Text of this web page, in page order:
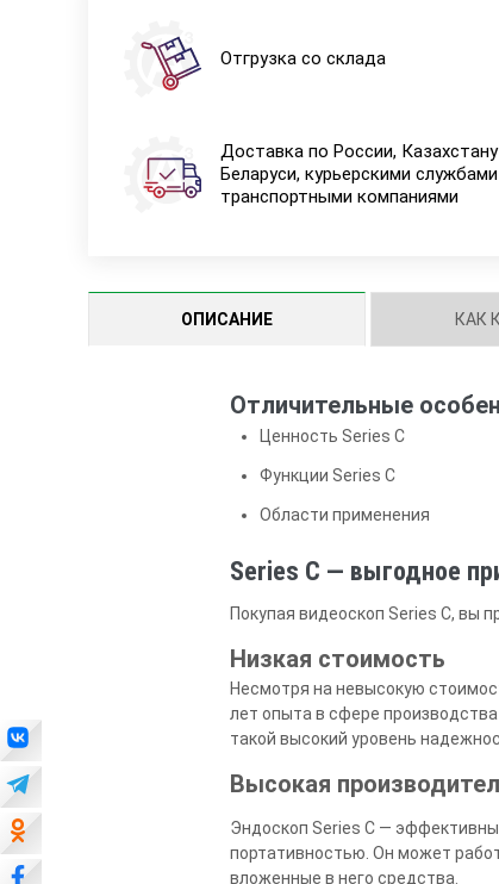
Отгрузка со склада
Доставка по России,
Беларуси, курьерскими
транспортными компаниями
ОПИСАНИЕ КАК
Отличительные
Ценность Series C
Функции Series C
Области применения
Series C — выгодное
Покупая видеоскоп Series C, вы
Низкая стоимость
Несмотря на невысокую
лет опыта в сфере
такой высокий уровень
Высокая
Эндоскоп Series C —
портативностью. Он может
вложенные в него средства.